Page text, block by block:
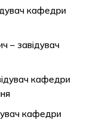
кафедри
– завідувач
кафедри
кафедри